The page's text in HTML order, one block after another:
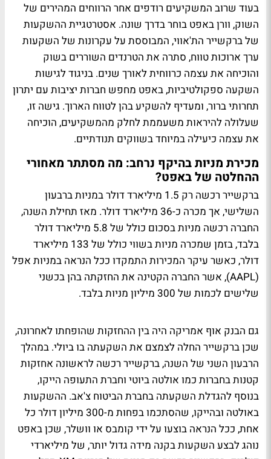
בעוד שרוב המשקיעים רודפים אחר הרווחים המהירים של
השוק, וורן באפט בוחר בדרך שונה. אסטרטגיית ההשקעות
של ברקשייר הת'אווי, המבוססת על עקרונות של השקעות
ערך ארוכות טווח, סתרה את הטרנדים השוררים בשוק
והוכיחה את עצמה כרווחית לאורך שנים. בניגוד לגישות
השקעה ספקולטיביות, באפט מחפש חברות יציבות עם יתרון
תחרותי ברור, ומעדיף להשקיע בהן לטווח הארוך. גישה זו,
שעלולה להיראות משעממת לחלק מהמשקיעים, הוכיחה
את עצמה כיעילה במיוחד בשווקים תנודתיים.
מכירת מניות בהיקף נרחב: מה מסתתר מאחורי
ההחלטה של באפט?
ברקשייר רכשה רק 1.5 מיליארד דולר במניות ברבעון
השלישי, אך מכרה כ-36 מיליארד דולר. מאז תחילת השנה,
החברה רכשה מניות בסכום כולל של 5.8 מיליארד דולר
בלבד, בזמן שמכרה מניות בשווי כולל של 133 מיליארד
דולר, כאשר עיקר המכירות התמקדו ככל הנראה במניות אפל
(AAPL), אשר החברה הקטינה את החזקתה בהן בכשני
שלישים לכמות של 300 מיליון מניות בלבד.
גם הבנק אוף אמריקה היה בין ההחזקות שהופחתו לאחרונה,
שכן ברקשייר החלה לצמצם את השקעתה בו ביולי. במהלך
הרבעון השני של השנה, ברקשייר רכשה לראשונה אחזקות
קטנות בחברות כמו אולטה ביוטי וחברת התעופה הייקו,
בנוסף להגדלת השקעתה בחברת הביטוח צ'אב. ההשקעות
באולטה ובהייקו, שהסתכמו בפחות מ-300 מיליון דולר כל
אחת, ככל הנראה בוצעו על ידי קומבס או וושלר, שכן באפט
נוהג לבצע השקעות בקנה מידה גדול יותר, של מיליארדי